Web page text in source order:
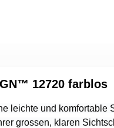
12720 farblos
leichte und komfortable
grossen, klaren